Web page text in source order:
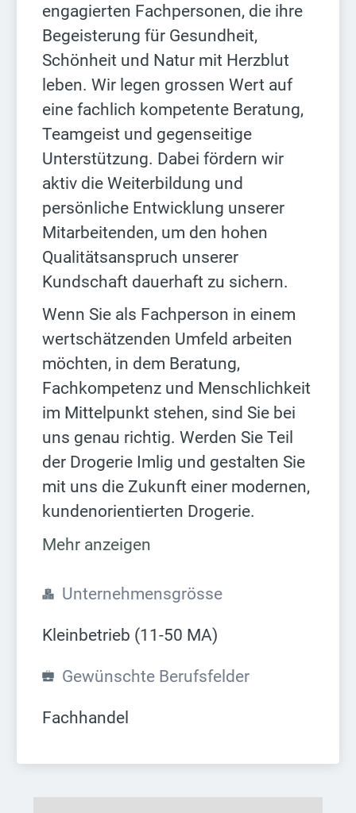
engagierten Fachpersonen, die ihre
Begeisterung für Gesundheit,
Schönheit und Natur mit Herzblut
leben. Wir legen grossen Wert auf
eine fachlich kompetente Beratung,
Teamgeist und gegenseitige
Unterstützung. Dabei fördern wir
aktiv die Weiterbildung und
persönliche Entwicklung unserer
Mitarbeitenden, um den hohen
Qualitätsanspruch unserer
Kundschaft dauerhaft zu sichern.
Wenn Sie als Fachperson in einem
wertschätzenden Umfeld arbeiten
möchten, in dem Beratung,
Fachkompetenz und Menschlichkeit
im Mittelpunkt stehen, sind Sie bei
uns genau richtig. Werden Sie Teil
der Drogerie Imlig und gestalten Sie
mit uns die Zukunft einer modernen,
kundenorientierten Drogerie.
Mehr anzeigen
Unternehmensgrösse
Kleinbetrieb (11-50 MA)
Gewünschte Berufsfelder
Fachhandel